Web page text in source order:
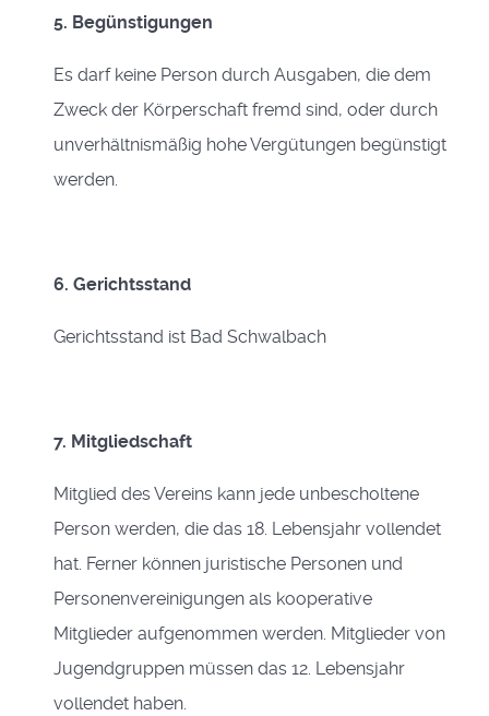
5. Begünstigungen
Es darf keine Person durch Ausgaben, die dem
Zweck der Körperschaft fremd sind, oder durch
unverhältnismäßig hohe Vergütungen begünstigt
werden.
6. Gerichtsstand
Gerichtsstand ist Bad Schwalbach
7. Mitgliedschaft
Mitglied des Vereins kann jede unbescholtene
Person werden, die das 18. Lebensjahr vollendet
hat. Ferner können juristische Personen und
Personenvereinigungen als kooperative
Mitglieder aufgenommen werden. Mitglieder von
Jugendgruppen müssen das 12. Lebensjahr
vollendet haben.